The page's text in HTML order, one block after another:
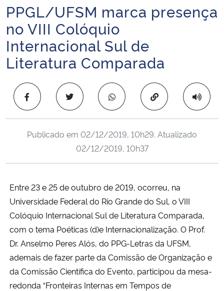
Ministério da Infraestrutura
Ministério da Agricultura, Pecuária e Abastecimento
Ministério da Educação
Ministério da Cidadania
Ministério da Saúde
Ministério de Minas e Energia
Ministério da Ciência, Tecnologia, Inovações e Comunicações
Ministério do Meio Ambiente
Ministério do Turismo
Ministério do Desenvolvimento Regional
Controladoria-Geral da União
Início do conteúdo
PPGL/UFSM marca presença
no VIII Colóquio
Internacional Sul de
Literatura Comparada
Copiar para área
Publicado em 02/12/2019, 10h29. Atualizado
02/12/2019, 10h37
Entre 23 e 25 de outubro de 2019, ocorreu, na
Universidade Federal do Rio Grande do Sul, o VIII
Colóquio Internacional Sul de Literatura Comparada,
com o tema Poéticas (d)e Internacionalização. O Prof.
Dr. Anselmo Peres Alós, do PPG-Letras da UFSM,
ademais de fazer parte da Comissão de Organização e
da Comissão Científica do Evento, participou da mesa-
redonda “Fronteiras Internas em Tempos de